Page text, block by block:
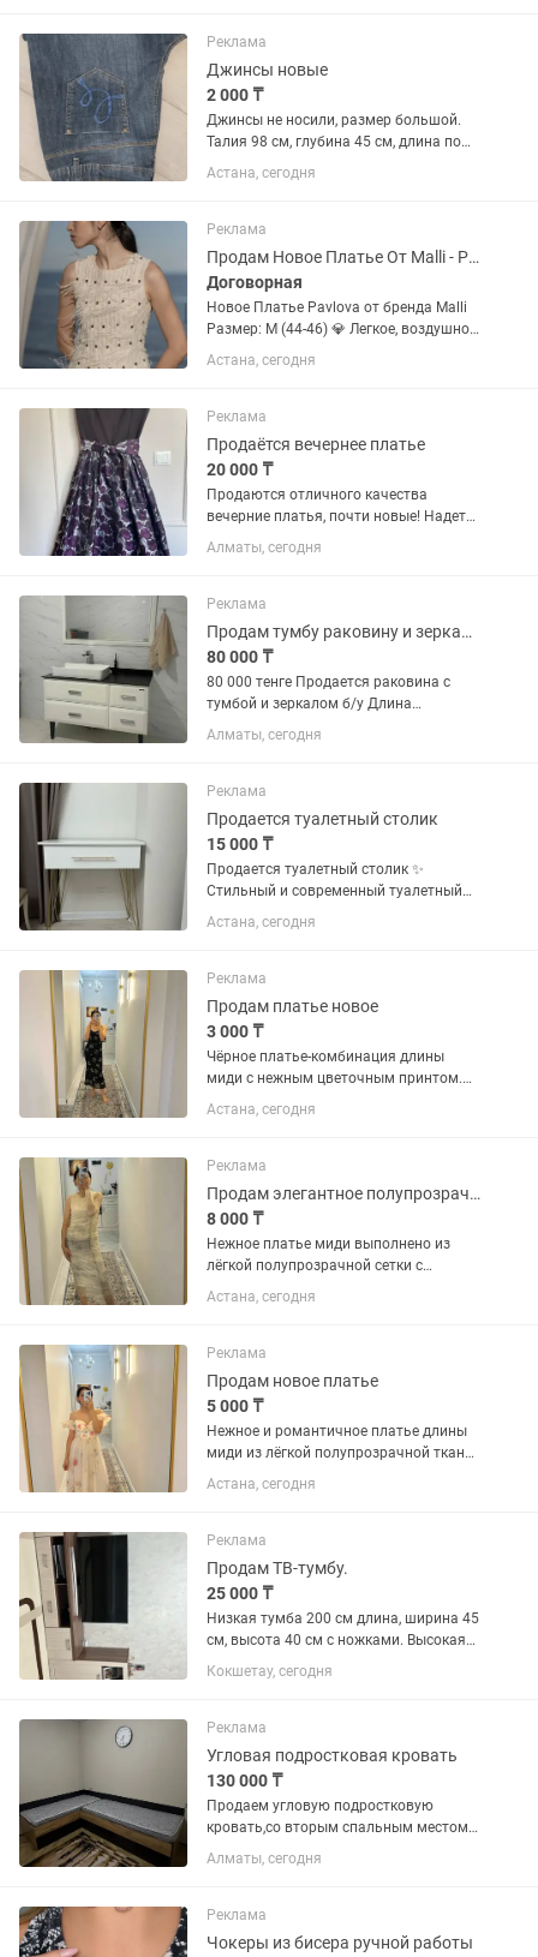
Длина 6,10 ширина 2,5 высота...
Реклама
Джинсы новые
2 000 ₸
Джинсы не носили, размер большой.
Талия 98 см, глубина 45 см, длина по
вн.шву 72см
Астана, сегодня
Реклама
Продам Новое Платье От Malli - Pavlova
Договорная
Новое Платье Pavlova от бренда Malli
Размер: М (44-46) 💎 Легкое, воздушное
и элегантное — платье украшено
вышивкой с перьями и аккуратными
акцентом на...
Астана, сегодня
Реклама
Продаётся вечернее платье
20 000 ₸
Продаются отличного качества
вечерние платья, почти новые! Надеты
1-2 раза, размер на 44-46, длина
платьев до пола на рост 165-170 см,
вышитые кружева, итальянский шелк,...
Алматы, сегодня
Реклама
Продам тумбу раковину и зеркало б/у
80 000 ₸
80 000 тенге Продается раковина с
тумбой и зеркалом б/у Длина
столешницы: 120см Ширина
столешницы: 50см Длина зеркала:
каменной столешнице налет от воды
Алматы, сегодня
Реклама
Продается туалетный столик
15 000 ₸
Продается туалетный столик ✨
Стильный и современный туалетный
столик в белом цвете с золотыми
металлическими ножками и ручкой.
Астана, сегодня
Реклама
Продам платье новое
3 000 ₸
Чёрное платье-комбинация длины
миди с нежным цветочным принтом.
Модель выполнена на тонких
регулируемых бретелях, имеет
приталенный силуэт, который мягко
подчёркивает...
Астана, сегодня
Реклама
Продам элегантное полупрозрачное платье в светлом молочно-бежевом оттенке
8 000 ₸
Нежное платье миди выполнено из
лёгкой полупрозрачной сетки с
абстрактным принтом в бежевых и
серо-молочных тонах. Модель имеет
подчёркивает фигуру, а мягкая...
Астана, сегодня
Реклама
Продам новое платье
5 000 ₸
Нежное и романтичное платье длины
миди из лёгкой полупрозрачной ткани
молочного оттенка с акварельным
цветочным принтом в пастельных
выполнен в корсетном стиле с...
Астана, сегодня
Реклама
Продам ТВ-тумбу.
25 000 ₸
Низкая тумба 200 см длина, ширина 45
см, высота 40 см с ножками. Высокая
тумба длина 90 см, ширина 44 см,
высота 107 см с ножками. Между
Кокшетау, сегодня
Реклама
Угловая подростковая кровать
130 000 ₸
Продаем угловую подростковую
кровать,со вторым спальным местом .
В хорошем состоянии. Длина первой
1’87,ширина 82. Второй 1’87 ширина 82
Алматы, сегодня
Реклама
Чокеры из бисера ручной работы